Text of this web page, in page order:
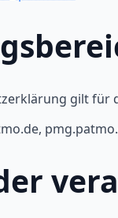
gilt für